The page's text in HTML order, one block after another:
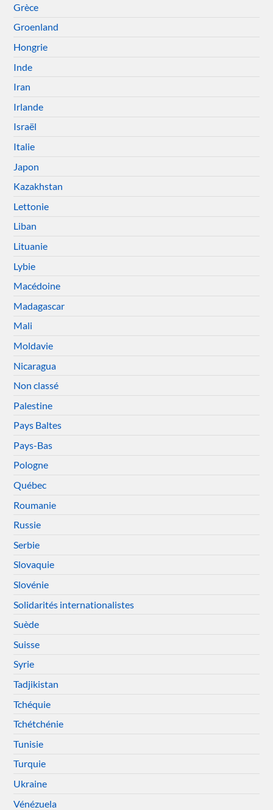
Grèce
Groenland
Hongrie
Inde
Iran
Irlande
Israël
Italie
Japon
Kazakhstan
Lettonie
Liban
Lituanie
Lybie
Macédoine
Madagascar
Mali
Moldavie
Nicaragua
Non classé
Palestine
Pays Baltes
Pays-Bas
Pologne
Québec
Roumanie
Russie
Serbie
Slovaquie
Slovénie
Solidarités internationalistes
Suède
Suisse
Syrie
Tadjikistan
Tchéquie
Tchétchénie
Tunisie
Turquie
Ukraine
Vénézuela